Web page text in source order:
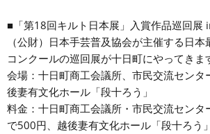
■「第18回キルト日本展」入賞作品巡回展
（公財）日本手芸普及協会が主催する日
コンクールの巡回展が十日町にやってきま
会場：十日町商工会議所、市民交流センタ
後妻有文化ホール「段十ろう」
料金：十日町商工会議所・市民交流センタ
で500円、越後妻有文化ホール「段十ろう